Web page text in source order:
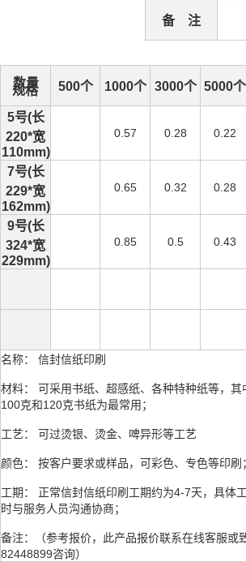
备 注
数量
规格 500个 1000个 3000个 5000个
5号(长
220*宽
110mm)
0.57 0.28 0.22
7号(长
229*宽
162mm)
0.65 0.32 0.28
9号(长
324*宽
229mm)
0.85 0.5 0.43
名称： 信封信纸印刷
材料： 可采用书纸、超感纸、各种特种纸等，其
100克和120克书纸为最常用；
工艺： 可过烫银、烫金、啤异形等工艺
颜色： 按客户要求或样品，可彩色、专色等印刷；
工期： 正常信封信纸印刷工期约为4-7天，具体
时与服务人员沟通协商；
备注：（参考报价，此产品报价联系在线客服或
82448899咨询）